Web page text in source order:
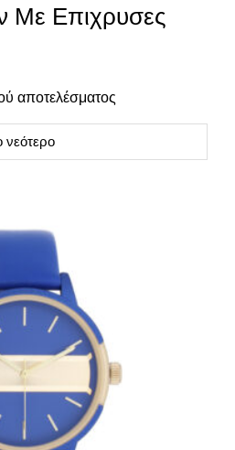
Με Επιχρυσες
αποτελέσματος